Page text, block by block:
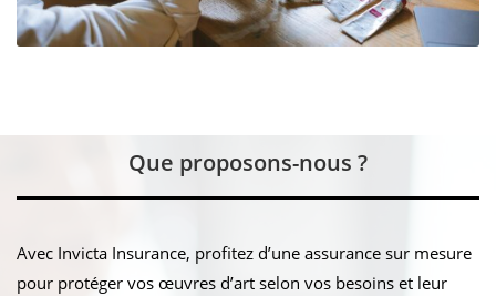
Que proposons-nous ?
Avec Invicta Insurance, profitez d’une assurance sur mesure
pour protéger vos œuvres d’art selon vos besoins et leur